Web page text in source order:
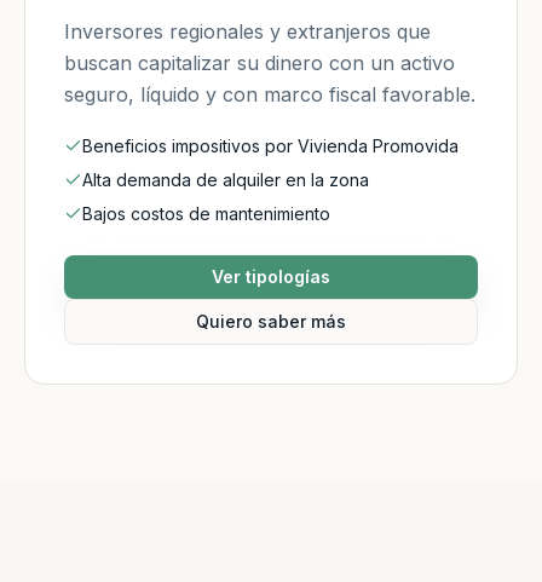
Inversores regionales y extranjeros que
buscan capitalizar su dinero con un activo
seguro, líquido y con marco fiscal favorable.
Beneficios impositivos por Vivienda Promovida
Alta demanda de alquiler en la zona
Bajos costos de mantenimiento
Ver tipologías
Quiero saber más